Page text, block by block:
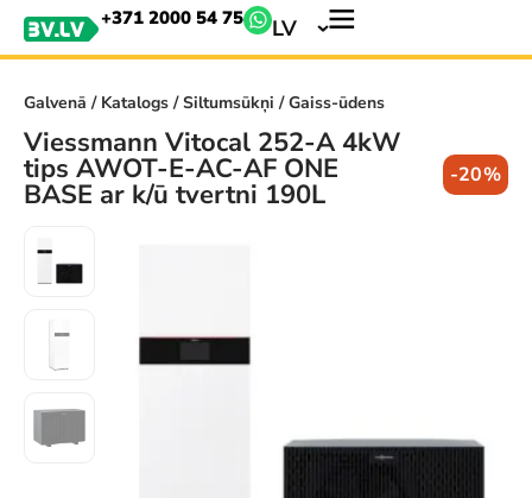
+371 2000 54 75 LV
Galvenā / Katalogs/Siltumsūkņi / Gaiss-ūdens
Viessmann Vitocal 252-A 4kW
tips AWOT-E-AC-AF ONE
BASE ar k/ū tvertni 190L
-20%